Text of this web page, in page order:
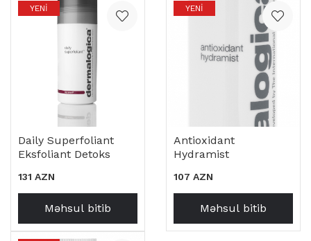
YENI
Daily Superfoliant
Eksfoliant Detoks
131 AZN
Məhsul bitib
YENI
Antioxidant
Hydramist
107 AZN
Məhsul bitib